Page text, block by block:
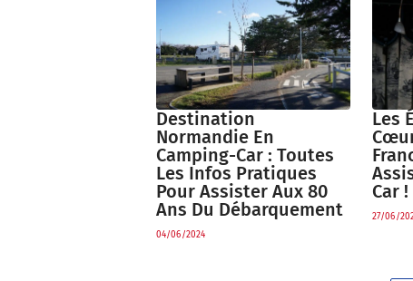
Destination
Normandie En
Camping-Car : Toutes
Les Infos Pratiques
Pour Assister Aux 80
Ans Du Débarquement
04/06/2024
Les
Car !
27/06/